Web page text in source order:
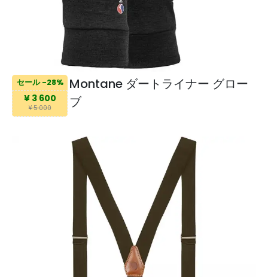
セール -28%
¥ 3 600
¥ 5 000
Montane ダートライナー グロー
ブ